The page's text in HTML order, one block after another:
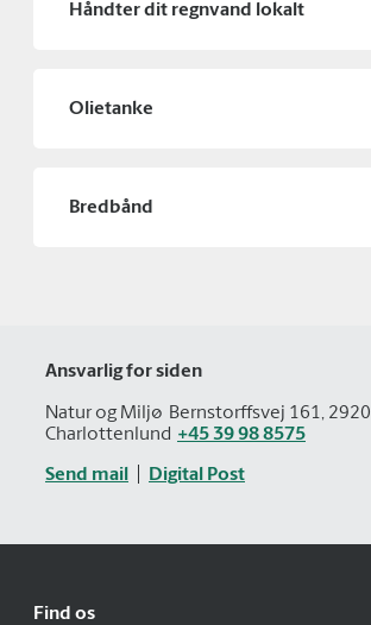
Håndter dit regnvand lokalt
Olietanke
Bredbånd
Ansvarlig for siden
Natur og Miljø Bernstorffsvej 161, 2920
Charlottenlund +45 39 98 8575
Send mail Digital Post
Find os